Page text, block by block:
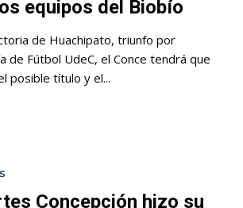
equipos del Biobío
de Huachipato, triunfo por
de Fútbol UdeC, el Conce tendrá que
posible título y el...
Concepción hizo su